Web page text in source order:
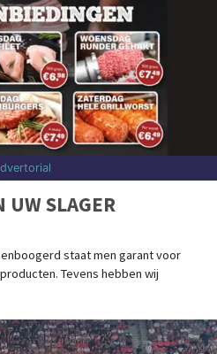
TIENTAL PSV EN
SCHAAL
seizoen geopend met een prijs. Na
de ploeg van trainer Leeroy Echteld